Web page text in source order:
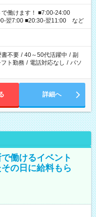
で働けます！ ■7:00-24:00
翌7:00 ■20:30-翌11:00 など
書不要 / 40～50代活躍中 / 副
フト勤務 / 電話対応なし / パソ
詳細へ
働けるイベント
の日に給料もら